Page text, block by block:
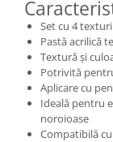
Real Colors
Auxiliare &
Primer (grund)
Playmarkers
Vopsele acrilice &
Solutii Weathering
Accesorii diorama
Set cu 4
Pastă acrilică
Textură și
Potrivită
Aplicare cu
Ideală pentru
noroioase
Compatibilă